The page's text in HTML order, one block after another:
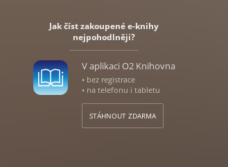
Jak číst zakoupené e-knihy
nejpohodlněji?
V aplikaci O2 Knihovna
• bez registrace
• na telefonu i tabletu
STÁHNOUT ZDARMA